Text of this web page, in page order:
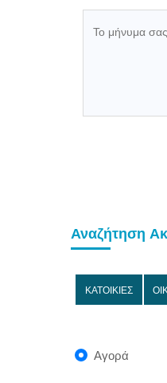
Αναζήτηση
ΚΑΤΟΙΚΙΕΣ
Αγορά